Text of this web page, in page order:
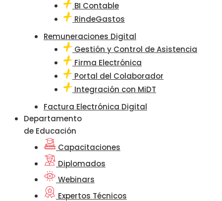
BI Contable
RindeGastos
Remuneraciones Digital
Gestión y Control de Asistencia
Firma Electrónica
Portal del Colaborador
Integración con MiDT
Factura Electrónica Digital
Departamento
de Educación
Capacitaciones
Diplomados
Webinars
Expertos Técnicos